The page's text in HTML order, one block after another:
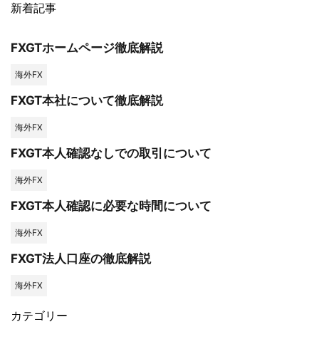
新着記事
FXGTホームページ徹底解説
海外FX
FXGT本社について徹底解説
海外FX
FXGT本人確認なしでの取引について
海外FX
FXGT本人確認に必要な時間について
海外FX
FXGT法人口座の徹底解説
海外FX
カテゴリー